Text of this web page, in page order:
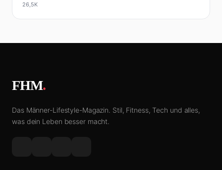
26,5K
FHM.
Das Männer-Lifestyle-Magazin. Stil, Fitness, Tech und alles,
was dein Leben besser macht.